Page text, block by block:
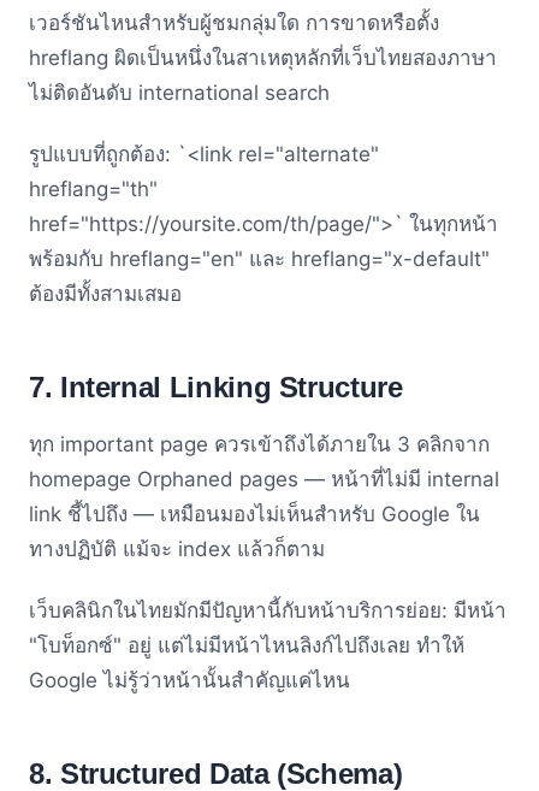
เวอร์ชันไหนสำหรับผู้ชมกลุ่มใด การขาดหรือตั้ง
hreflang ผิดเป็นหนึ่งในสาเหตุหลักที่เว็บไทยสองภาษา
ไม่ติดอันดับ international search
รูปแบบที่ถูกต้อง: `<link rel="alternate"
hreflang="th"
href="https://yoursite.com/th/page/">` ในทุกหน้า
พร้อมกับ hreflang="en" และ hreflang="x-default"
ต้องมีทั้งสามเสมอ
7. Internal Linking Structure
ทุก important page ควรเข้าถึงได้ภายใน 3 คลิกจาก
homepage Orphaned pages — หน้าที่ไม่มี internal
link ชี้ไปถึง — เหมือนมองไม่เห็นสำหรับ Google ใน
ทางปฏิบัติ แม้จะ index แล้วก็ตาม
เว็บคลินิกในไทยมักมีปัญหานี้กับหน้าบริการย่อย: มีหน้า
"โบท็อกซ์" อยู่ แต่ไม่มีหน้าไหนลิงก์ไปถึงเลย ทำให้
Google ไม่รู้ว่าหน้านั้นสำคัญแค่ไหน
8. Structured Data (Schema)